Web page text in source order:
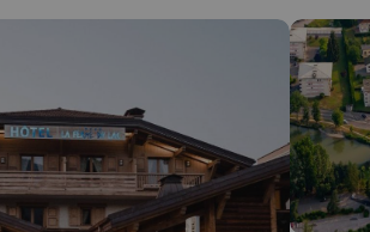
Provare a modificare la destinazione.